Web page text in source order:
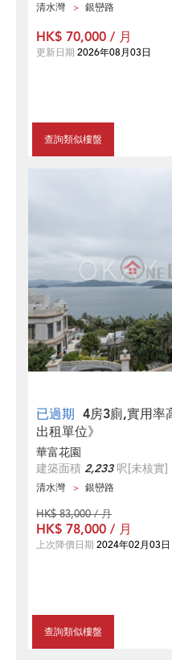
清水灣 銀巒路
查詢類似樓盤
HK$ 70,000 / 月
更新日期 2026年08月03日
已過期 4房3廁,實用率
出租單位》
華富花園
建築面積 2,233呎[未核實]
清水灣 銀巒路
查詢類似樓盤
HK$ 83,000 / 月
HK$ 78,000 / 月
上次降價日期 2024年02月03日